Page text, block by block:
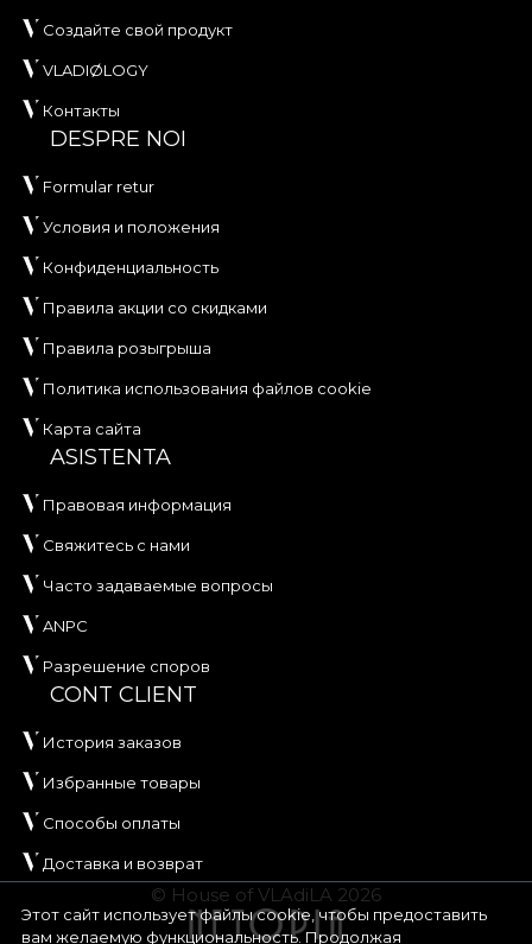
Этот сайт использует файлы cookie, чтобы предоставить
вам желаемую функциональность. Продолжая
Создайте свой продукт
VLADIØLOGY
Контакты
DESPRE NOI
Formular retur
Условия и положения
Конфиденциальность
Правила акции со скидками
Правила розыгрыша
Политика использования файлов cookie
Карта сайта
ASISTENTA
Правовая информация
Свяжитесь с нами
Часто задаваемые вопросы
ANPC
Разрешение споров
CONT CLIENT
История заказов
Избранные товары
Способы оплаты
Доставка и возврат
© House of VLAdiLA 2026